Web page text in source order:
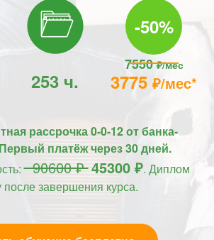
253 ч.
-50%
7550₽/мес
3775₽/мес*
рассрочка 0-0-12 от банка-
платёж через 30 дней.
90600 ₽45300 ₽. Диплом
после завершения курса.